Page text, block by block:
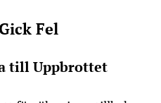
Fel
till Uppbrottet